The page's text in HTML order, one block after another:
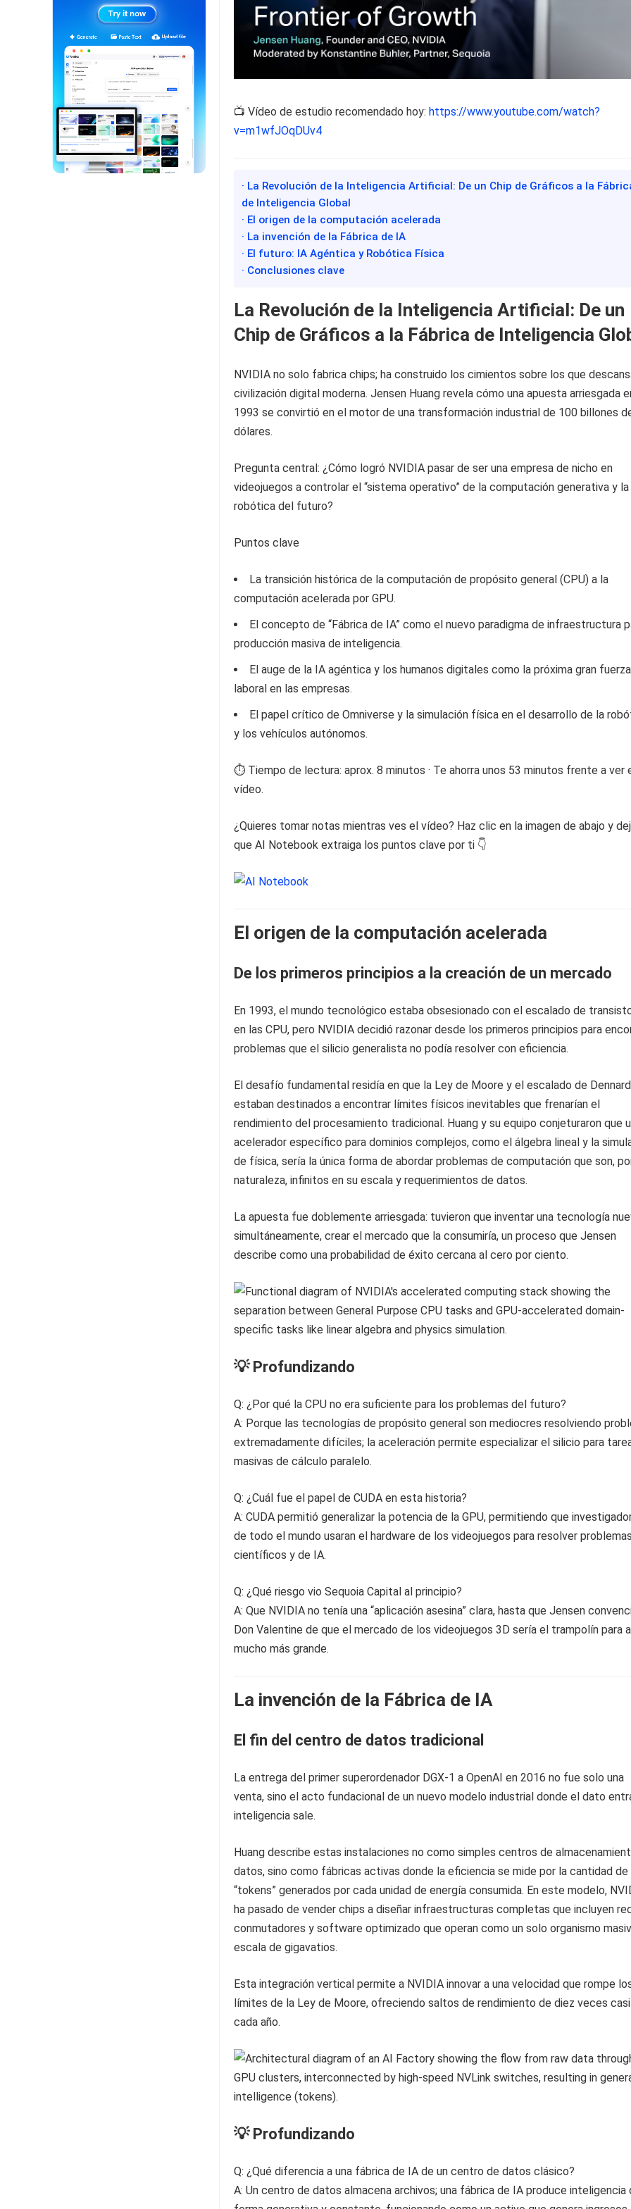
📺 Vídeo de estudio recomendado hoy: https://www.youtube.com/watch?
v=m1wfJOqDUv4
· La Revolución de la Inteligencia Artificial: De un Chip de Gráficos a la
de Inteligencia Global
· El origen de la computación acelerada
· La invención de la Fábrica de IA
· El futuro: IA Agéntica y Robótica Física
· Conclusiones clave
La Revolución de la Inteligencia Artificial: De un
Chip de Gráficos a la Fábrica de Inteligencia
NVIDIA no solo fabrica chips; ha construido los cimientos sobre los que
civilización digital moderna. Jensen Huang revela cómo una apuesta arriesgada
1993 se convirtió en el motor de una transformación industrial de 100 billones
dólares.
Pregunta central: ¿Cómo logró NVIDIA pasar de ser una empresa de nicho en
videojuegos a controlar el “sistema operativo” de la computación generativa y la
robótica del futuro?
Puntos clave
La transición histórica de la computación de propósito general (CPU) a la
computación acelerada por GPU.
El concepto de “Fábrica de IA” como el nuevo paradigma de infraestructura
producción masiva de inteligencia.
El auge de la IA agéntica y los humanos digitales como la próxima gran fuerza
laboral en las empresas.
El papel crítico de Omniverse y la simulación física en el desarrollo de la
y los vehículos autónomos.
⏱️ Tiempo de lectura: aprox. 8 minutos · Te ahorra unos 53 minutos frente a ver
vídeo.
¿Quieres tomar notas mientras ves el vídeo? Haz clic en la imagen de abajo y
que AI Notebook extraiga los puntos clave por ti 👇
El origen de la computación acelerada
De los primeros principios a la creación de un mercado
En 1993, el mundo tecnológico estaba obsesionado con el escalado de
en las CPU, pero NVIDIA decidió razonar desde los primeros principios para
problemas que el silicio generalista no podía resolver con eficiencia.
El desafío fundamental residía en que la Ley de Moore y el escalado de Dennard
estaban destinados a encontrar límites físicos inevitables que frenarían el
rendimiento del procesamiento tradicional. Huang y su equipo conjeturaron que
acelerador específico para dominios complejos, como el álgebra lineal y la
de física, sería la única forma de abordar problemas de computación que son,
naturaleza, infinitos en su escala y requerimientos de datos.
La apuesta fue doblemente arriesgada: tuvieron que inventar una tecnología
simultáneamente, crear el mercado que la consumiría, un proceso que Jensen
describe como una probabilidad de éxito cercana al cero por ciento.
💡 Profundizando
Q: ¿Por qué la CPU no era suficiente para los problemas del futuro?
A: Porque las tecnologías de propósito general son mediocres resolviendo
extremadamente difíciles; la aceleración permite especializar el silicio para
masivas de cálculo paralelo.
Q: ¿Cuál fue el papel de CUDA en esta historia?
A: CUDA permitió generalizar la potencia de la GPU, permitiendo que
de todo el mundo usaran el hardware de los videojuegos para resolver problemas
científicos y de IA.
Q: ¿Qué riesgo vio Sequoia Capital al principio?
A: Que NVIDIA no tenía una “aplicación asesina” clara, hasta que Jensen
Don Valentine de que el mercado de los videojuegos 3D sería el trampolín para
mucho más grande.
La invención de la Fábrica de IA
El fin del centro de datos tradicional
La entrega del primer superordenador DGX-1 a OpenAI en 2016 no fue solo una
venta, sino el acto fundacional de un nuevo modelo industrial donde el dato
inteligencia sale.
Huang describe estas instalaciones no como simples centros de
datos, sino como fábricas activas donde la eficiencia se mide por la cantidad de
“tokens” generados por cada unidad de energía consumida. En este modelo,
ha pasado de vender chips a diseñar infraestructuras completas que incluyen
conmutadores y software optimizado que operan como un solo organismo
escala de gigavatios.
Esta integración vertical permite a NVIDIA innovar a una velocidad que rompe
límites de la Ley de Moore, ofreciendo saltos de rendimiento de diez veces casi
cada año.
💡 Profundizando
Q: ¿Qué diferencia a una fábrica de IA de un centro de datos clásico?
A: Un centro de datos almacena archivos; una fábrica de IA produce inteligencia